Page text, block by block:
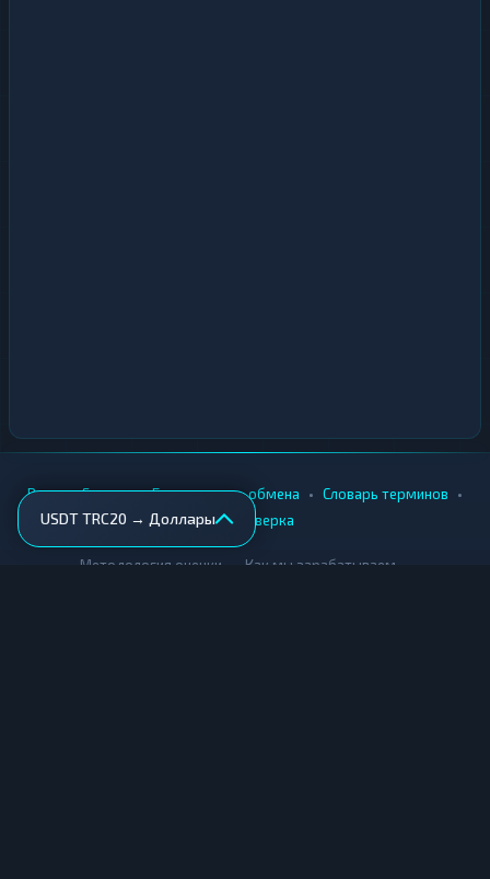
USDT TRC20 → Доллары
Вики • Города • Безопасность обмена • Словарь терминов •
AML-проверка
Методология оценки Как мы зарабатываем